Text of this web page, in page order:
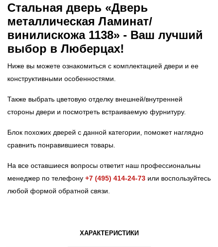
Стальная дверь «Дверь
металлическая Ламинат/
винилискожа 1138» - Ваш лучший
выбор в Люберцах!
Ниже вы можете ознакомиться с комплектацией двери и ее
конструктивными особенностями.
Также выбрать цветовую отделку внешней/внутренней
стороны двери и посмотреть встраиваемую фурнитуру.
Блок похожих дверей с данной категории, поможет наглядно
сравнить понравившиеся товары.
На все оставшиеся вопросы ответит наш профессиональны
менеджер по телефону +7 (495) 414-24-73 или воспользуйтесь
любой формой обратной связи.
ХАРАКТЕРИСТИКИ